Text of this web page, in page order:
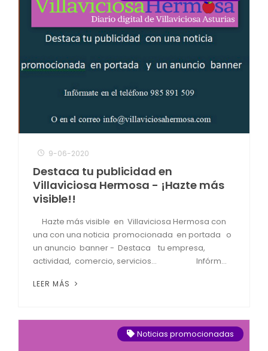
9-06-2020
Destaca tu publicidad en
Villaviciosa Hermosa - ¡Hazte más
visible!!
Hazte más visible en Villaviciosa Hermosa con
una con una noticia promocionada en portada o
un anuncio banner - Destaca tu empresa,
actividad, comercio, servicios… Infórm...
LEER MÁS
Noticias promocionadas